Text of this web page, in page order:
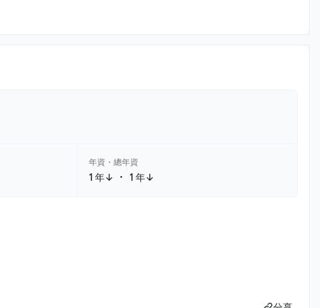
年資・總年資
1 年↓ ・1 年↓